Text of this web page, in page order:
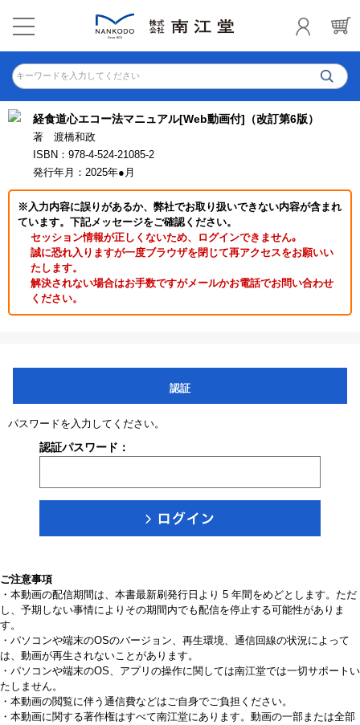
キーワードを入力してください
経食道心エコー法マニュアル[Web動画付]（改訂第6版）
著 渡橋和政
ISBN：978-4-524-21085-2
発行年月：2025年●月
※入力内容に誤りがあるか、弊社でお取り扱いできない内容が含まれ
ています。下記メッセージをご確認ください。
セッション情報が正しくないため、ログインできません｡
誠に恐れ入りますが一度ブラウザを閉じて再アクセスをお願いい
たします。
解決されない場合はお手数ですがメールかお電話でお問い合わせ
ください。
認証
パスワードを入力してください。
認証パスワード：
ご注意事項
・本動画の配信期間は、本書最新刷発行日より 5 年間をめどとします。ただ
し、予期しない事情によりその期間内でも配信を停止する可能性がありま
す。
・パソコンや端末のOSのバージョン、再生環境、通信回線の状況によって
は、動画が再生されないことがあります。
・パソコンや端末のOS、アプリの操作に関しては南江堂では一切サポートい
たしません。
・本動画の閲覧に伴う通信費などはご自身でご負担ください。
・本動画に関する著作権はすべて南江堂にあります。動画の一部または全部